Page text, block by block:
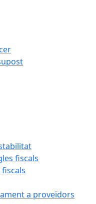
fiscals
a proveïdors